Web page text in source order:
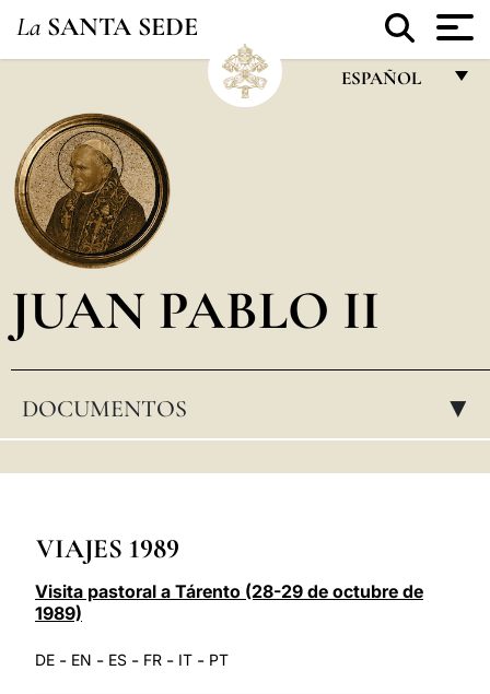
La SANTA SEDE
ESPAÑOL
ESPAÑOL
DEUTSCH
POLSKI
JUAN PABLO II
DOCUMENTOS ▸
VIAJES 1989
Visita pastoral a Tárento (28-29 de octubre de
1989)
DE - EN - ES - FR - IT - PT